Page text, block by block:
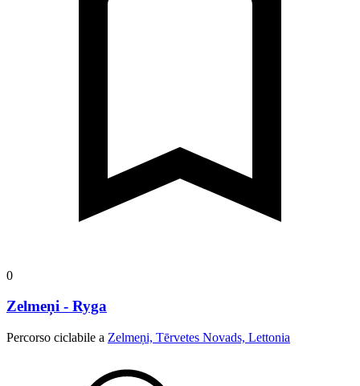
0
Zelmeņi - Ryga
Percorso ciclabile a Zelmeņi, Tērvetes Novads, Lettonia